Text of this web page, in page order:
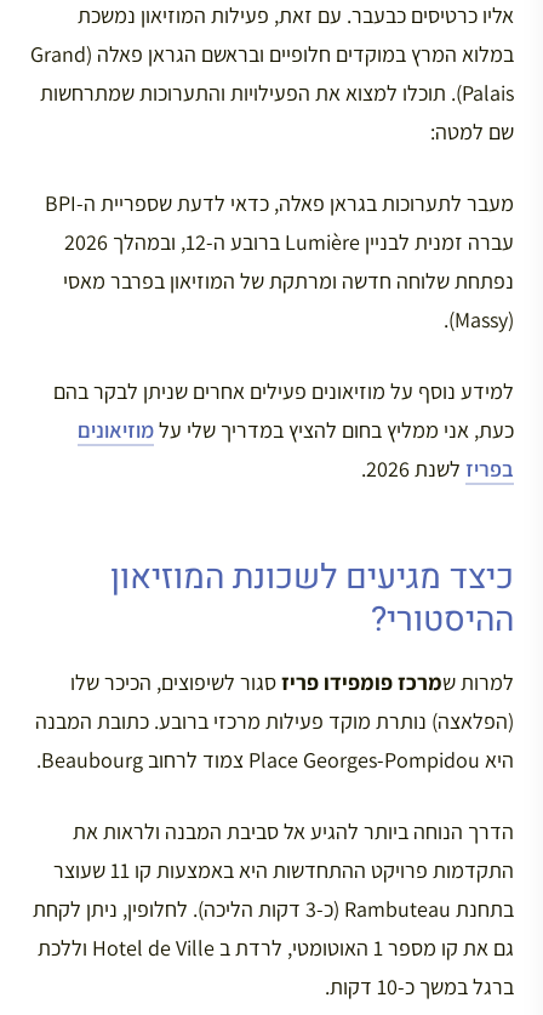
אליו כרטיסים כבעבר. עם זאת, פעילות המוזיאון נמשכת
במלוא המרץ במוקדים חלופיים ובראשם הגראן פאלה (Grand
Palais). תוכלו למצוא את הפעילויות והתערוכות שמתרחשות
שם למטה:
מעבר לתערוכות בגראן פאלה, כדאי לדעת שספריית ה-BPI
עברה זמנית לבניין Lumière ברובע ה-12, ובמהלך 2026
נפתחת שלוחה חדשה ומרתקת של המוזיאון בפרבר מאסי
(Massy).
למידע נוסף על מוזיאונים פעילים אחרים שניתן לבקר בהם
כעת, אני ממליץ בחום להציץ במדריך שלי עלמוזיאונים
בפריז לשנת 2026.
כיצד מגיעים לשכונת המוזיאון
ההיסטורי?
למרות שמרכז פומפידו פריזסגור לשיפוצים, הכיכר שלו
(הפלאצה) נותרת מוקד פעילות מרכזי ברובע. כתובת המבנה
היא Place Georges-Pompidou צמוד לרחוב Beaubourg.
הדרך הנוחה ביותר להגיע אל סביבת המבנה ולראות את
התקדמות פרויקט ההתחדשות היא באמצעות קו 11 שעוצר
בתחנת Rambuteau (כ-3 דקות הליכה). לחלופין, ניתן לקחת
גם את קו מספר 1 האוטומטי, לרדת ב Hotel de Ville וללכת
ברגל במשך כ-10 דקות.